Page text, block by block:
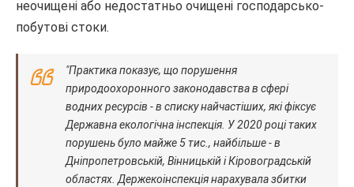
неочищені або недостатньо очищені господарсько-
побутові стоки.
"Практика показує, що порушення
природоохоронного законодавства в сфері
водних ресурсів - в списку найчастіших, які фіксує
Державна екологічна інспекція. У 2020 році таких
порушень було майже 5 тис., найбільше - в
Дніпропетровській, Вінницькій і Кіровоградській
областях. Держекоінспекція нарахувала збитки